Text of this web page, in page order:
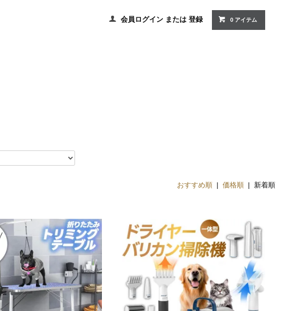
会員ログイン または登録 0 アイテム
おすすめ順 |価格順 | 新着順